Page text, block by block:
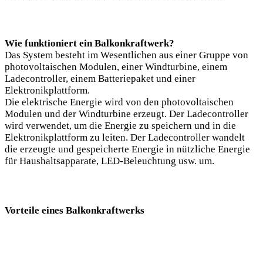
Wie funktioniert ein Balkonkraftwerk?
Das System besteht im Wesentlichen aus einer Gruppe von
photovoltaischen Modulen, einer Windturbine, einem
Ladecontroller, einem Batteriepaket und einer
Elektronikplattform.
Die elektrische Energie wird von den photovoltaischen
Modulen und der Windturbine erzeugt. Der Ladecontroller
wird verwendet, um die Energie zu speichern und in die
Elektronikplattform zu leiten. Der Ladecontroller wandelt
die erzeugte und gespeicherte Energie in nützliche Energie
für Haushaltsapparate, LED-Beleuchtung usw. um.
Vorteile eines Balkonkraftwerks